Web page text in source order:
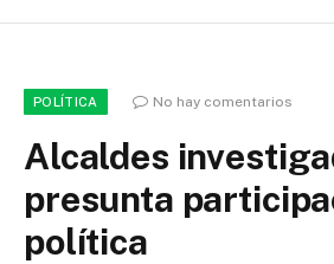
POLÍTICA No hay comentarios
Alcaldes
presunta
política